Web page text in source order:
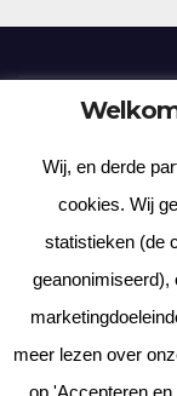
Korte
Met trots
Wij, en derde
cookies. Wij
statistieken (de
geanonimiseerd),
meer lezen over
op 'Accepteren